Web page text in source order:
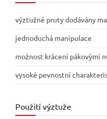
výztužné pruty dodávány
jednoduchá manipulace
možnost krácení pákovými
vysoké pevnostní
Použití výztuže